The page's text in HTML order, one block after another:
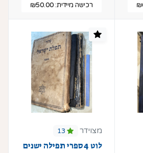
רכישה מיידית:₪50.00
מצוידר 13
לוט 4 ספרי תפילה ישנים